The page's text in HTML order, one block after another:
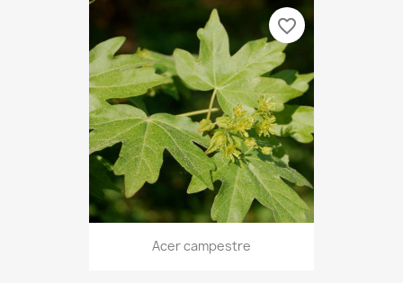
Acer campestre
favorite_border